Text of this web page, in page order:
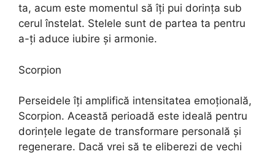
ta, acum este momentul să îți pui dorința sub
cerul înstelat. Stelele sunt de partea ta pentru
a-ți aduce iubire și armonie.
Scorpion
Perseidele îți amplifică intensitatea emoțională,
Scorpion. Această perioadă este ideală pentru
dorințele legate de transformare personală și
regenerare. Dacă vrei să te eliberezi de vechi